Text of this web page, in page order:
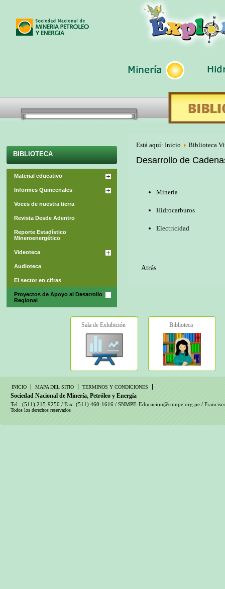
BIBLIOTECA
Material educativo
Informes Quincenales
Voces de nuestra tierra
Revista Desde Adentro
Reporte Estadístico
Mineroenergético
Videoteca
Audioteca
El sector en cifras
Proyectos de Apoyo al Desarrollo
Regional
Está aquí: Inicio Biblioteca
Desarrollo de
Minería
Hidrocarburos
Electricidad
Atrás
Sala de Exhibición Biblioteca
INICIO MAPA DEL SITIO TERMINOS Y CONDICIONES
Sociedad Nacional de Minería, Petróleo y Energía
Tel.: (511) 215-9250 / Fax: (511) 460-1616 / SNMPE-Educacion@snmpe.org.pe /
Todos los derechos reservados